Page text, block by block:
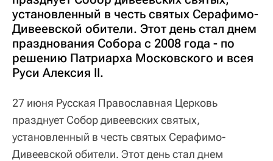
установленный в честь святых Серафимо-
Дивеевской обители. Этот день стал днем
празднования Собора с 2008 года - по
решению Патриарха Московского и всея
Руси Алексия II.
27 июня Русская Православная Церковь
празднует Собор дивеевских святых,
установленный в честь святых Серафимо-
Дивеевской обители. Этот день стал днем